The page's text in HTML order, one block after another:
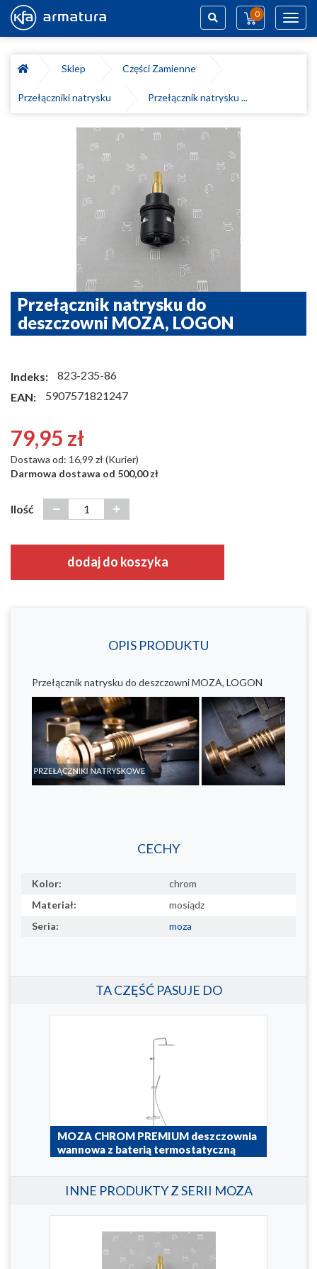
0
Sklep
Części Zamienne
Przełączniki natrysku Przełącznik natrysku ...
Przełącznik natrysku do
deszczowni MOZA, LOGON
Indeks:
823-235-86
EAN:
5907571821247
79,95 zł
Dostawa od: 16,99 zł (Kurier)
Darmowa dostawa od 500,00 zł
Ilość
dodaj do koszyka
OPIS PRODUKTU
Przełącznik natrysku do deszczowni MOZA, LOGON
CECHY
Kolor:
chrom
Materiał:
mosiądz
Seria:
moza
TA CZĘŚĆ PASUJE DO
MOZA CHROM PREMIUM deszczownia
wannowa z baterią termostatyczną
5736-921-00
INNE PRODUKTY Z SERII MOZA